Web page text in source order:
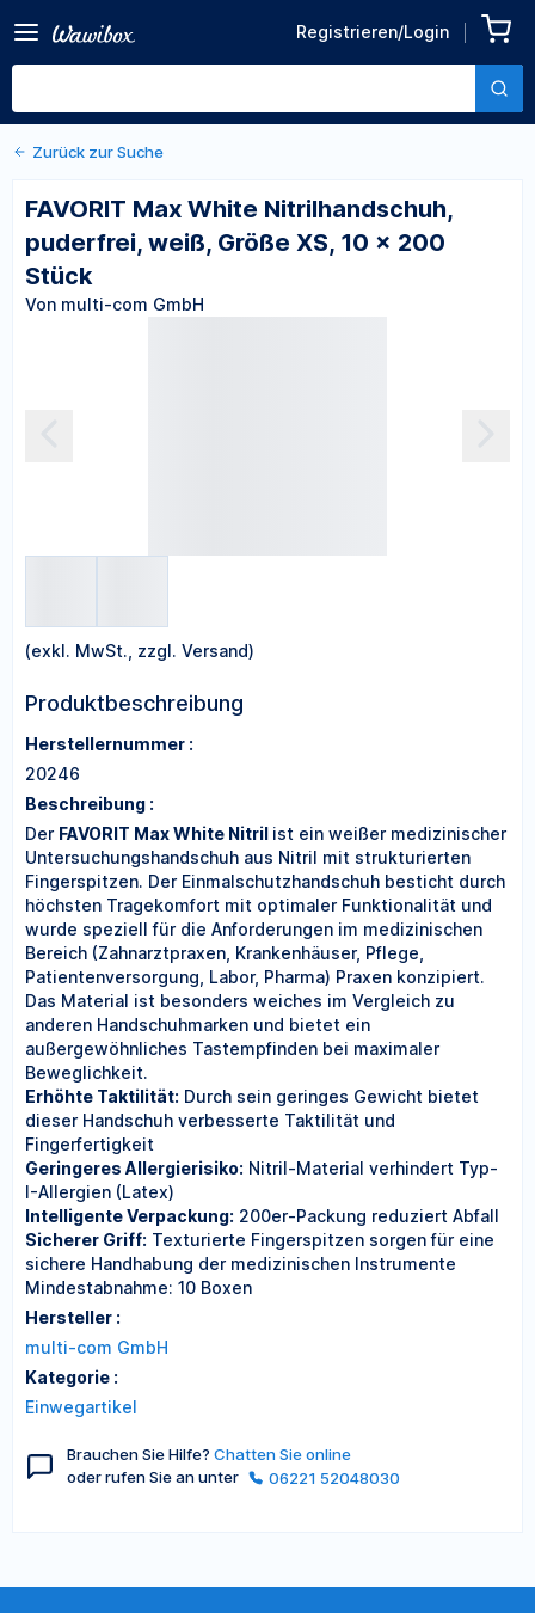
Registrieren/Login
Nitrilhandschuh, puderfrei,
weiß, Größe XS, 10 x 200
Von multi-com GmbH
Zurück zu den Produktdetails
Zurück zur Suche
FAVORIT Max White Nitrilhandschuh,
puderfrei, weiß, Größe XS, 10 x 200
Stück
Von multi-com GmbH
(exkl. MwSt., zzgl. Versand)
Produktbeschreibung
Herstellernummer :
20246
Beschreibung :
Der FAVORIT Max White Nitril ist ein weißer medizinischer
Untersuchungshandschuh aus Nitril mit strukturierten
Fingerspitzen. Der Einmalschutzhandschuh besticht durch
höchsten Tragekomfort mit optimaler Funktionalität und
wurde speziell für die Anforderungen im medizinischen
Bereich (Zahnarztpraxen, Krankenhäuser, Pflege,
Patientenversorgung, Labor, Pharma) Praxen konzipiert.
Das Material ist besonders weiches im Vergleich zu
anderen Handschuhmarken und bietet ein
außergewöhnliches Tastempfinden bei maximaler
Beweglichkeit.
Erhöhte Taktilität: Durch sein geringes Gewicht bietet
dieser Handschuh verbesserte Taktilität und
Fingerfertigkeit
Geringeres Allergierisiko: Nitril-Material verhindert Typ-
I-Allergien (Latex)
Intelligente Verpackung: 200er-Packung reduziert Abfall
Sicherer Griff: Texturierte Fingerspitzen sorgen für eine
sichere Handhabung der medizinischen Instrumente
Mindestabnahme: 10 Boxen
Hersteller :
multi-com GmbH
Kategorie :
Einwegartikel
Brauchen Sie Hilfe? Chatten Sie online
oder rufen Sie an unter
06221 52048030